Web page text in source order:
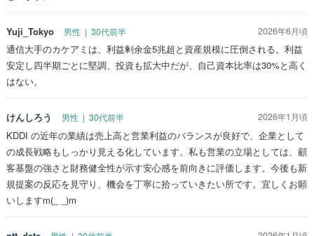
Yuji_Tokyo 男性 | 30代前半 2026年6月頃
通信大手のカケアミは、利益剰余金5兆超と資産規模に圧倒される。利益
安定し四半期ごとに堅調、投資も拡大中だが、自己資本比率は30%と高く
はない。
けんしろう 男性 | 30代前半 2026年1月頃
KDDI の近年の業績は売上高と営業利益のバランスが良好で、企業として
の成長戦略もしっかり見える化しています。私も営業の立場としては、顧
客基盤の強さと財務健全性が示す安心感を前向きに評価します。今後も新
規提案の反応を見守り、機会を丁寧に拾っていきたい所です。宜しくお願
いしますm(_ _)m